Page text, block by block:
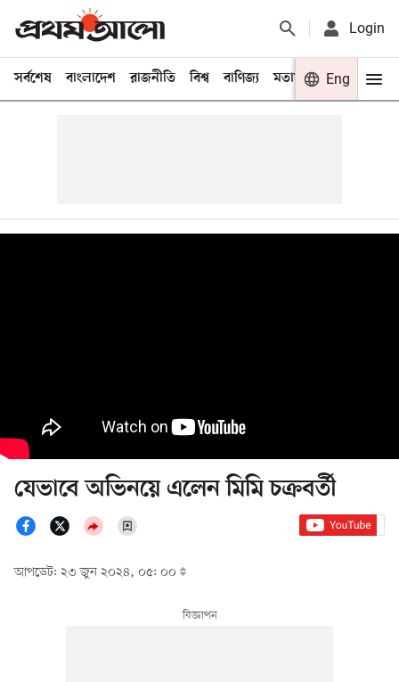
Login
সর্বশেষ বাংলাদেশ রাজনীতি বিশ্ব বাণিজ্য মতামত খেলা
Eng
যেভাবে অভিনয়ে এলেন মিমি চক্রবর্তী
আপডেট: ২৩ জুন ২০২৪, ০৫: ০০